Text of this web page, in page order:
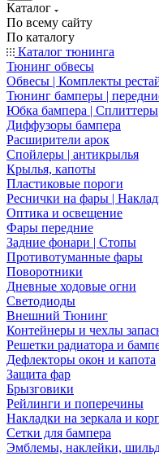
Каталог
По всему сайту
По каталогу
Каталог тюнинга
Тюнинг обвесы
Обвесы | Комплекты
Тюнинг бамперы |
Юбка бампера | Сплиттеры
Диффузоры бампера
Расширители арок
Спойлеры | антикрылья
Крылья, капоты
Пластиковые пороги
Реснички на фары |
Оптика и освещение
Фары передние
Задние фонари | Стопы
Противотуманные фары
Поворотники
Дневные ходовые огни
Светодиоды
Внешний Тюнинг
Контейнеры и чехлы
Решетки радиатора и
Дефлекторы окон и капота
Защита фар
Брызговики
Рейлинги и поперечины
Накладки на зеркала и
Сетки для бампера
Эмблемы, наклейки,